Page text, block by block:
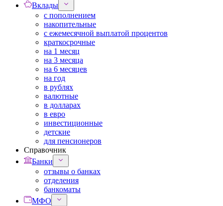
Вклады
с пополнением
накопительные
с ежемесячной выплатой процентов
краткосрочные
на 1 месяц
на 3 месяца
на 6 месяцев
на год
в рублях
валютные
в долларах
в евро
инвестиционные
детские
для пенсионеров
Справочник
Банки
отзывы о банках
отделения
банкоматы
МФО